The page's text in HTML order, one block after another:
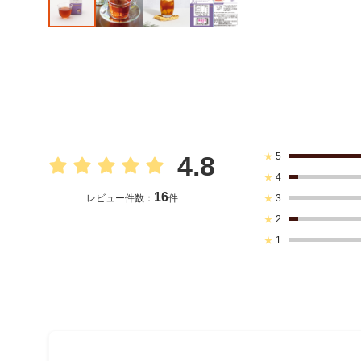
4.8
レビュー件数： 16件
★ 5
★ 4
★ 3
★ 2
★ 1